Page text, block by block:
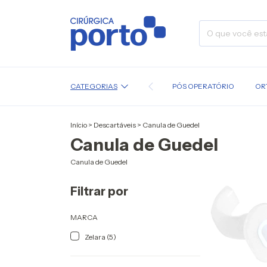
CATEGORIAS PÓS OPERATÓRIO
Início > Descartáveis > Canula de Guedel
Canula de Guedel
Canula de Guedel
Filtrar por
MARCA
Zelara (5)